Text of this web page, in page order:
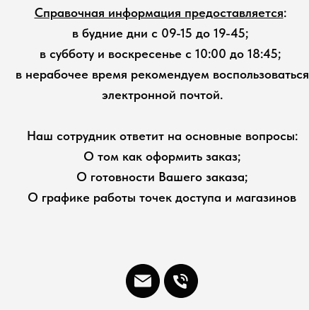
Справочная информация предоставляется:
в будние дни с 09-15 до 19-45;
в субботу и воскресенье с 10:00 до 18:45;
в нерабочее время рекомендуем воспользоваться
электронной почтой.
Наш сотрудник ответит на основные вопросы:
О том как оформить заказ;
О готовности Вашего заказа;
О графике работы точек доступа и магазинов